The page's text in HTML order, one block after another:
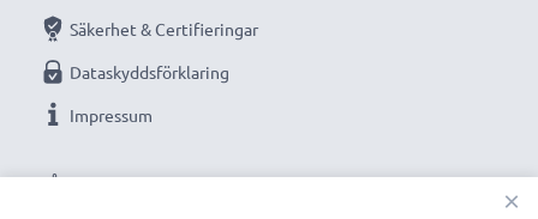
VÅRA BETALNINGSALTERNATIV
Säkerhet & Certifieringar
Dataskyddsförklaring
Impressum
×